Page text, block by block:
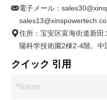
電子メール：
住所：宝安区富海街道新
陽科学技術園2棟2-4階。中
クイック 引用